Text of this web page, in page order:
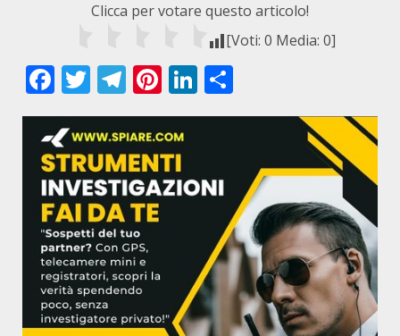
Clicca per votare questo articolo!
[Voti: 0 Media: 0]
Facebook
Twitter
Telegram
Pinterest
LinkedIn